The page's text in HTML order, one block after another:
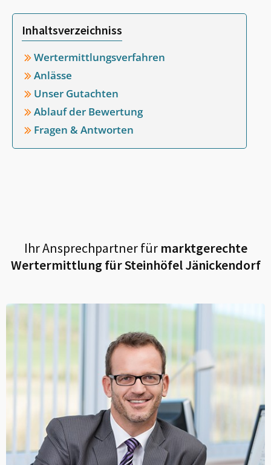
Inhaltsverzeichniss
Wertermittlungsverfahren
Anlässe
Unser Gutachten
Ablauf der Bewertung
Fragen & Antworten
Ihr Ansprechpartner fürmarktgerechte
Wertermittlung fürSteinhöfel Jänickendorf